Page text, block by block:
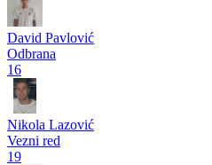
David Pavlović
Odbrana
16
Nikola Lazović
Vezni red
19